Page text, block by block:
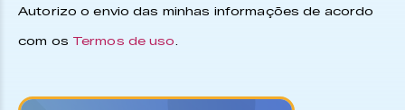
Autorizo o envio das minhas informações de acordo
com os Termos de uso.